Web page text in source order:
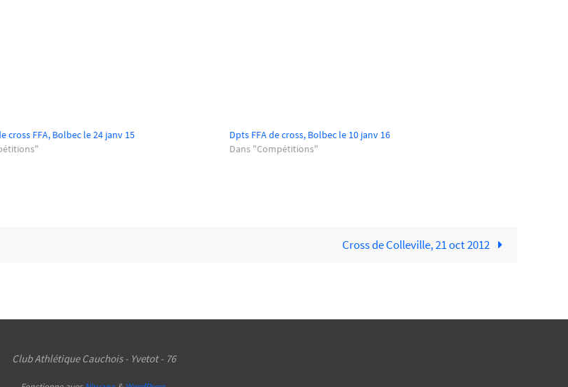
cross FFA, Bolbec le 24 janv 15
Dpts FFA de cross, Bolbec le 10 janv 16
Dans "Compétitions"
Cross de Colleville, 21 oct 2012
Club Athlétique Cauchois - Yvetot - 76